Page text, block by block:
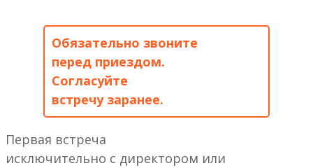
Обязательно звоните
перед приездом.
Согласуйте
встречу заранее.
Первая встреча
исключительно с директором или